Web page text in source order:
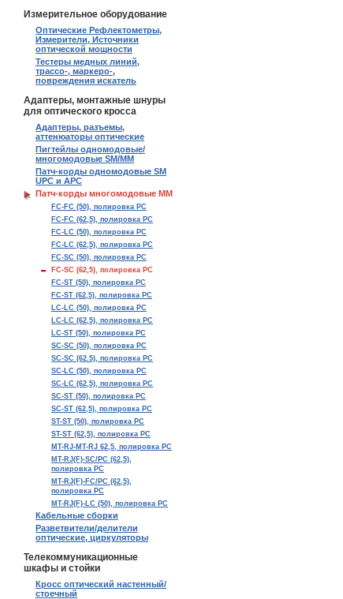
Измерительное оборудование
Оптические Рефлектометры,
Измерители, Источники
оптической мощности
Тестеры медных линий,
трассо-, маркеро-,
повреждения искатель
Адаптеры, монтажные шнуры
для оптического кросса
Адаптеры, разъемы,
аттенюаторы оптические
Пигтейлы одномодовые/
многомодовые SM/MM
Патч-корды одномодовые SM
UPC и APC
Патч-корды многомодовые MM
FC-FC (50), полировка PC
FC-FC (62,5), полировка PC
FC-LC (50), полировка PC
FC-LC (62,5), полировка PC
FC-SC (50), полировка PC
FC-SC (62,5), полировка PC
FC-ST (50), полировка PC
FC-ST (62,5), полировка PC
LC-LC (50), полировка PC
LC-LC (62,5), полировка PC
LC-ST (50), полировка PC
SC-SC (50), полировка PC
SC-SC (62.5), полировка PC
SC-LC (50), полировка PC
SC-LC (62,5), полировка PC
SC-ST (50), полировка PC
SC-ST (62,5), полировка PC
ST-ST (50), полировка PC
ST-ST (62,5), полировка PC
MT-RJ-MT-RJ 62,5, полировка PC
MT-RJ(F)-SC/PC (62,5),
полировка PC
MT-RJ(F)-FC/PC (62,5),
полировка PC
MT-RJ(F)-LC (50), полировка PC
Кабельные сборки
Разветвители/делители
оптические, циркуляторы
Телекоммуникационные
шкафы и стойки
Кросс оптический настенный/
стоечный